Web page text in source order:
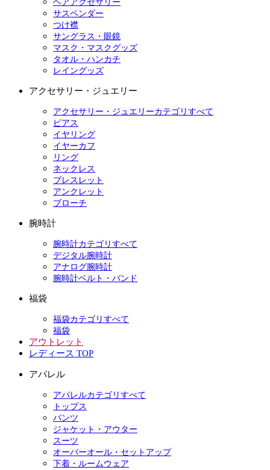
ヘアアクセサリー
サスペンダー
つけ襟
サングラス・眼鏡
マスク・マスクグッズ
タオル・ハンカチ
レイングッズ
アクセサリー・ジュエリー
アクセサリー・ジュエリーカテゴリすべて
ピアス
イヤリング
イヤーカフ
リング
ネックレス
ブレスレット
アンクレット
ブローチ
腕時計
腕時計カテゴリすべて
デジタル腕時計
アナログ腕時計
腕時計ベルト・バンド
福袋
福袋カテゴリすべて
福袋
アウトレット
レディース TOP
アパレル
アパレルカテゴリすべて
トップス
パンツ
ジャケット・アウター
スーツ
オーバーオール・セットアップ
下着・ルームウェア